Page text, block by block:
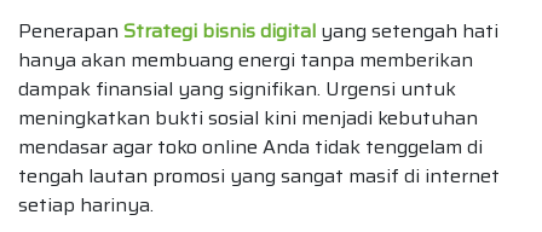
Penerapan Strategi bisnis digital yang setengah hati
hanya akan membuang energi tanpa memberikan
dampak finansial yang signifikan. Urgensi untuk
meningkatkan bukti sosial kini menjadi kebutuhan
mendasar agar toko online Anda tidak tenggelam di
tengah lautan promosi yang sangat masif di internet
setiap harinya.